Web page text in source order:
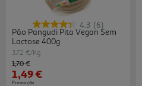
4.3 (6)
Pão Pangudi Pita Vegan Sem
Lactose 400g
3.72 €/Kg
Price reduced from
1,70 €to
1,49 €
Promoção